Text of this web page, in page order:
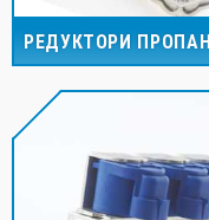
РЕДУКТОРИ ПРОПАН